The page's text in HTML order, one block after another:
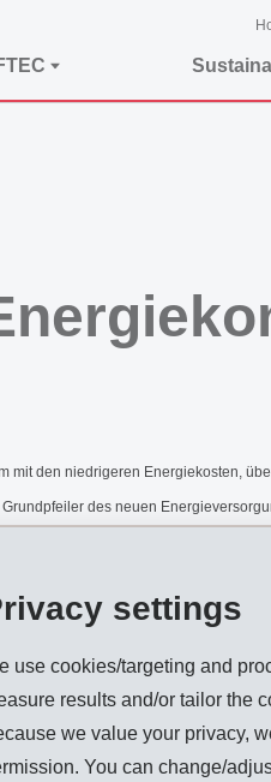
settings
use cookies/targeting and
results and/or tailor the
we value your privacy,
You can change/
den niedrigeren Energiekosten,
des neuen
in der Schweiz mit
Nordostschweizerischen
von EMS (Domat/Ems GR, Dottikon
Energieversorgungskonzeptes
mit der 80.6%-Beteiligung an
in der Schweiz auch